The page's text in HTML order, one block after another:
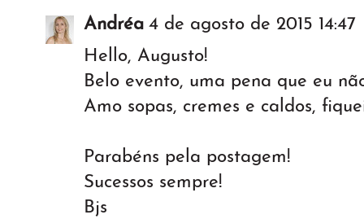
Andréa 4 de agosto de 2015 14:47
Hello, Augusto!
Belo evento, uma pena que eu
Amo sopas, cremes e caldos,
Parabéns pela postagem!
Sucessos sempre!
Bjs